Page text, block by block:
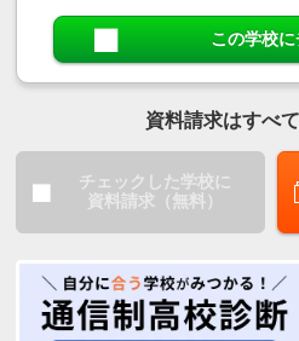
この学校
資料請求はすべて
チェックした学校に
資料請求（無料）